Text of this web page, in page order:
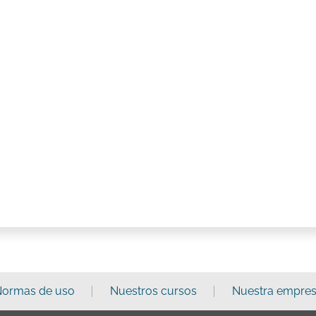
de uso Nuestros cursos Nuestra